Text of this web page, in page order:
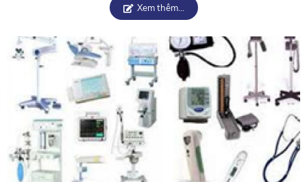
Xem thêm...